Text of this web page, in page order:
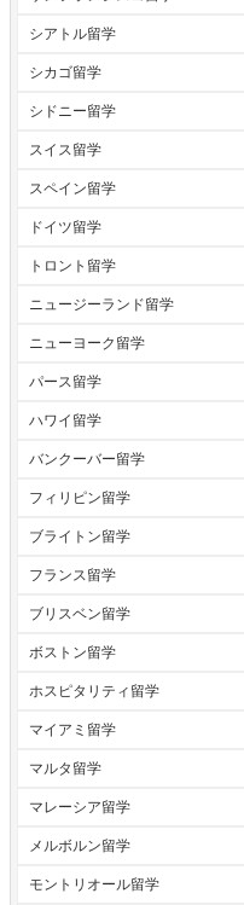
シアトル留学
シカゴ留学
シドニー留学
スイス留学
スペイン留学
ドイツ留学
トロント留学
ニュージーランド留学
ニューヨーク留学
パース留学
ハワイ留学
バンクーバー留学
フィリピン留学
ブライトン留学
フランス留学
ブリスベン留学
ボストン留学
ホスピタリティ留学
マイアミ留学
マルタ留学
マレーシア留学
メルボルン留学
モントリオール留学